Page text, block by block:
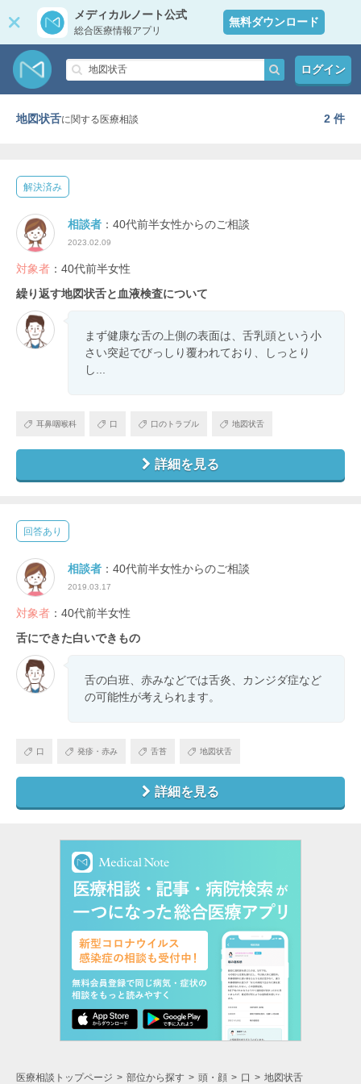
メディカルノート公式
総合医療情報アプリ
無料ダウンロード
ログイン
地図状舌に関する医療相談 2 件
解決済み
相談者 ：40代前半女性からのご相談
2023.02.09
対象者 ：40代前半女性
繰り返す地図状舌と血液検査について
まず健康な舌の上側の表面は、舌乳頭という小
さい突起でびっしり覆われており、しっとり
し...
耳鼻咽喉科 口 口のトラブル 地図状舌
詳細を見る
回答あり
相談者 ：40代前半女性からのご相談
2019.03.17
対象者 ：40代前半女性
舌にできた白いできもの
舌の白班、赤みなどでは舌炎、カンジダ症など
の可能性が考えられます。
口 発疹・赤み 舌苔 地図状舌
詳細を見る
医療相談トップページ 部位から探す 頭・顔 口 地図状舌